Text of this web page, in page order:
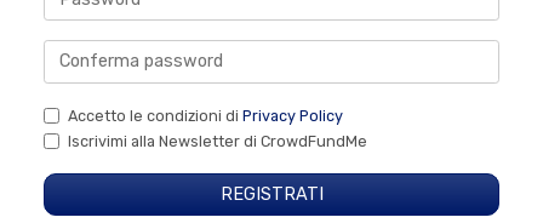
Accetto le condizioni di Privacy Policy
Iscrivimi alla Newsletter di CrowdFundMe